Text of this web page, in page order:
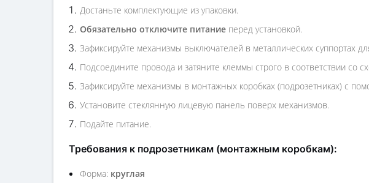
Достаньте комплектующие из упаковки.
Обязательно отключите питание перед установкой.
Зафиксируйте механизмы выключателей в металлических суппортах
Подсоедините провода и затяните клеммы строго в соответствии со
Зафиксируйте механизмы в монтажных коробках (подрозетниках) с
Установите стеклянную лицевую панель поверх механизмов.
Подайте питание.
Требования к подрозетникам (монтажным коробкам):
Форма: круглая